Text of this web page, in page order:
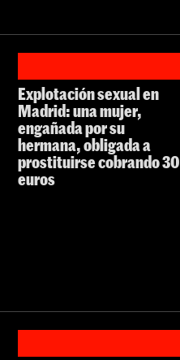
Explotación sexual en
Madrid: una mujer,
engañada por su
hermana, obligada a
prostituirse cobrando 30
euros